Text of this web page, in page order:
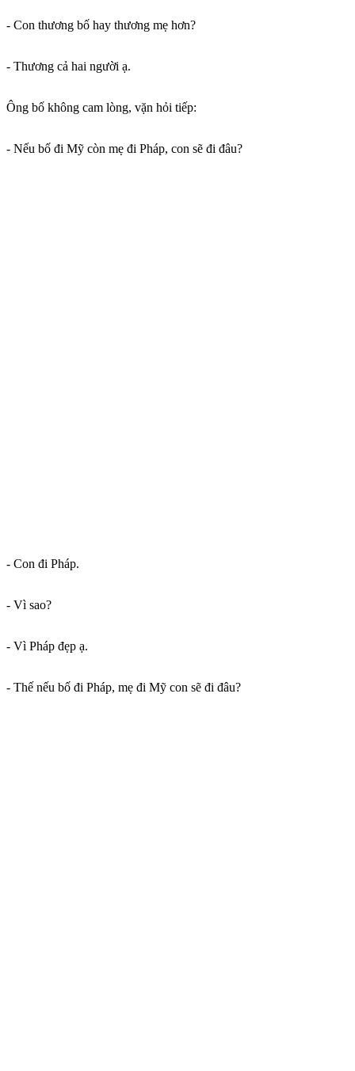
- Con thương bố hay thương mẹ hơn?
- Thương cả hai người ạ.
Ông bố không cam lòng, vặn hỏi tiếp:
- Nếu bố đi Mỹ còn mẹ đi Pháp, con sẽ đi đâu?
- Con đi Pháp.
- Vì sao?
- Vì Pháp đẹp ạ.
- Thế nếu bố đi Pháp, mẹ đi Mỹ con sẽ đi đâu?